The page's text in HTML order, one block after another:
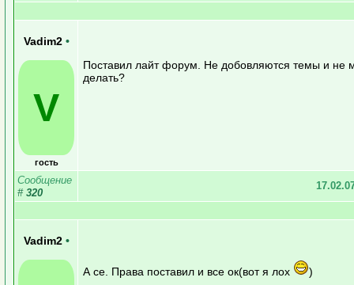
Vadim2 •
V
гость
Поставил лайт форум. Не добовляются темы и не
делать?
Сообщение
# 320
Vadim2 •
А се. Права поставил и все ок(вот я лох )